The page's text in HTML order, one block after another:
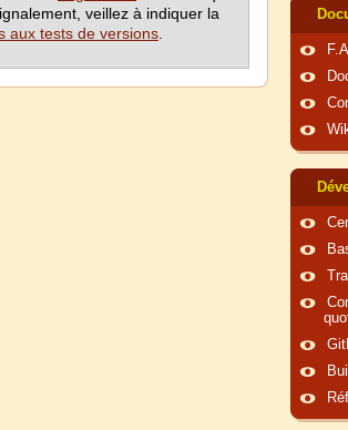
veillez à indiquer la
aux tests de versions